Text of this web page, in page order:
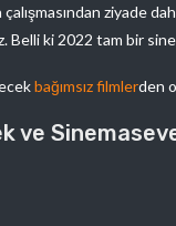
ziyade
ki 2022 tam bir
bağımsız filmlerden
ve